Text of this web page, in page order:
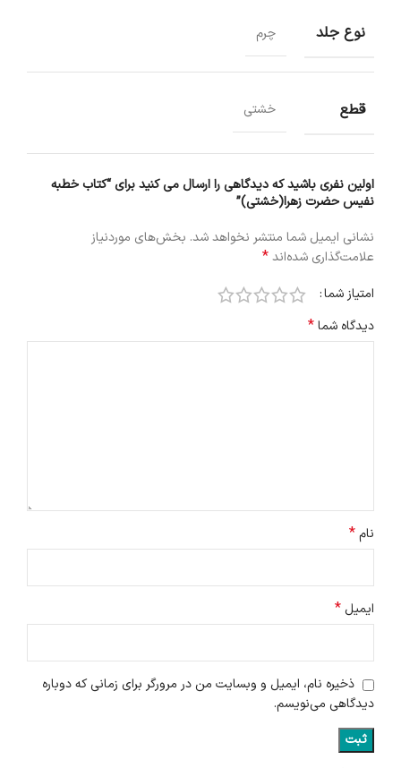
نوع جلد چرم
قطع خشتی
اولین نفری باشید که دیدگاهی را ارسال می کنید برای “کتاب خطبه
نفیس حضرت زهرا(خشتی)”
نشانی ایمیل شما منتشر نخواهد شد. بخش‌های موردنیاز
علامت‌گذاری شده‌اند*
امتیاز شما
دیدگاه شما*
نام*
ایمیل*
ذخیره نام، ایمیل و وبسایت من در مرورگر برای زمانی که دوباره
دیدگاهی می‌نویسم.